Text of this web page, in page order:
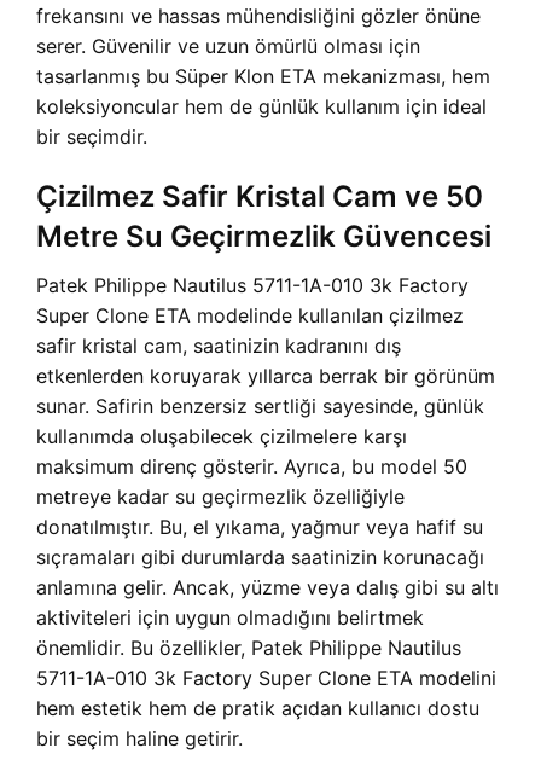
frekansını ve hassas mühendisliğini gözler önüne
serer. Güvenilir ve uzun ömürlü olması için
tasarlanmış bu Süper Klon ETA mekanizması, hem
koleksiyoncular hem de günlük kullanım için ideal
bir seçimdir.
Çizilmez Safir Kristal Cam ve 50
Metre Su Geçirmezlik Güvencesi
Patek Philippe Nautilus 5711-1A-010 3k Factory
Super Clone ETA modelinde kullanılan çizilmez
safir kristal cam, saatinizin kadranını dış
etkenlerden koruyarak yıllarca berrak bir görünüm
sunar. Safirin benzersiz sertliği sayesinde, günlük
kullanımda oluşabilecek çizilmelere karşı
maksimum direnç gösterir. Ayrıca, bu model 50
metreye kadar su geçirmezlik özelliğiyle
donatılmıştır. Bu, el yıkama, yağmur veya hafif su
sıçramaları gibi durumlarda saatinizin korunacağı
anlamına gelir. Ancak, yüzme veya dalış gibi su altı
aktiviteleri için uygun olmadığını belirtmek
önemlidir. Bu özellikler, Patek Philippe Nautilus
5711-1A-010 3k Factory Super Clone ETA modelini
hem estetik hem de pratik açıdan kullanıcı dostu
bir seçim haline getirir.